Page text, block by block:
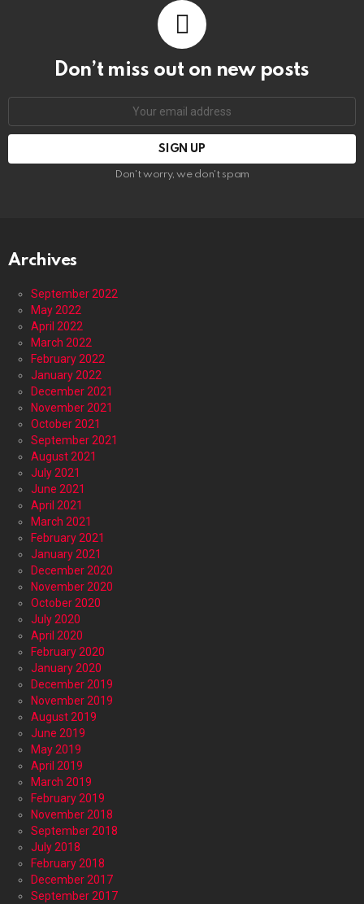
Don’t miss out on new posts
Don't worry, we don't spam
Archives
September 2022
May 2022
April 2022
March 2022
February 2022
January 2022
December 2021
November 2021
October 2021
September 2021
August 2021
July 2021
June 2021
April 2021
March 2021
February 2021
January 2021
December 2020
November 2020
October 2020
July 2020
April 2020
February 2020
January 2020
December 2019
November 2019
August 2019
June 2019
May 2019
April 2019
March 2019
February 2019
November 2018
September 2018
July 2018
February 2018
December 2017
September 2017